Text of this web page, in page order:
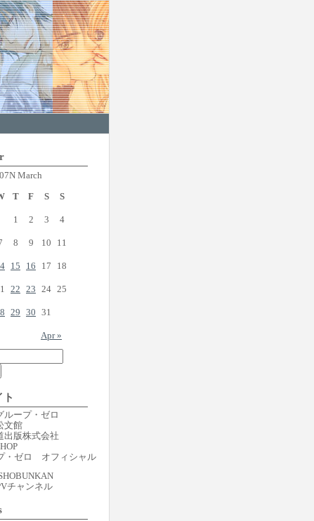
March
T F S S
Apr »
1 2 3 4
8 9 10 11
15 16 17 18
22 23 24 25
29 30 31
ト
ループ・ゼロ
文館
出版株式会社
・ゼロ オフィシャル
チャンネル